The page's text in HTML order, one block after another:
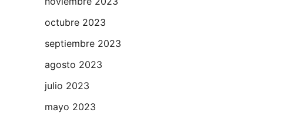
octubre 2023
septiembre 2023
agosto 2023
julio 2023
mayo 2023